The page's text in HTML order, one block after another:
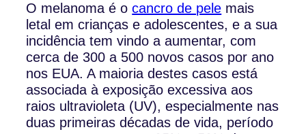
O melanoma é ocancro de pele mais
letal em crianças e adolescentes, e a sua
incidência tem vindo a aumentar, com
cerca de 300 a 500 novos casos por ano
nos EUA. A maioria destes casos está
associada à exposição excessiva aos
raios ultravioleta (UV), especialmente nas
duas primeiras décadas de vida, período